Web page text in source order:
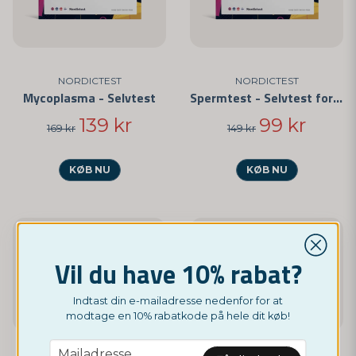
NORDICTEST
Mycoplasma - Selvtest
169 kr 139 kr
KØB NU
NORDICTEST
Spermtest - Selvtest for mandlig fertilitet
149 kr 99 kr
KØB NU
Vil du have 10% rabat?
Indtast din e-mailadresse nedenfor for at
modtage en 10% rabatkode på hele dit køb!
email